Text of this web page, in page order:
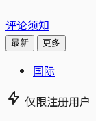
评论须知
最新 更多
国际
仅限注册用户